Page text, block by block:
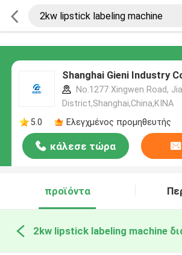
Shanghai Gieni Industry
No.1277 Xingwen Road,
District,Shanghai,China,ΚΙΝΑ
5.0
Ελεγχμένος προμηθευτής
κάλεσε τώρα
προϊόντα